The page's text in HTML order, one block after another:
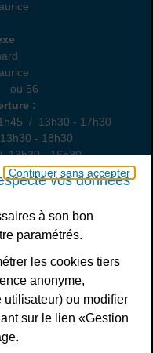
Continuer sans accepter
vos données
à son bon
paramétrés.
les cookies tiers
anonyme,
ou modifier
sur le lien «Gestion
ou 56
:
/ 13h30 - 17h30
- 18h30
13h30 - 16h30
civil, sur rendez-vous
Youtube
LinkedIn
Calaméo